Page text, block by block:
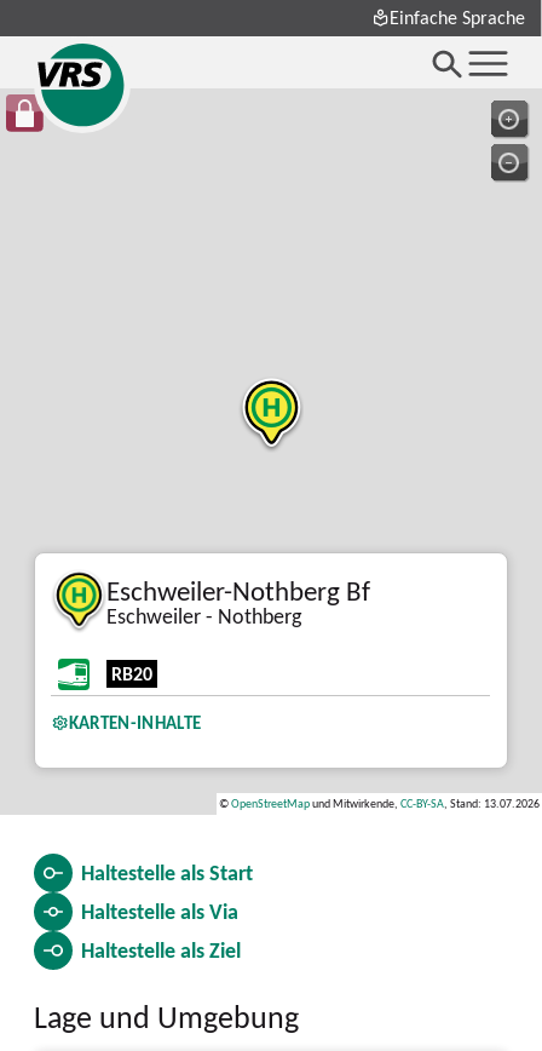
Einfache Sprache
Eschweiler-Nothberg Bf
Eschweiler - Nothberg
RB20
KARTEN-INHALTE
©OpenStreetMapund Mitwirkende, CC-BY-SA, Stand: 13.07.2026
Haltestelle alsStart
Haltestelle alsVia
Haltestelle alsZiel
Lage und Umgebung